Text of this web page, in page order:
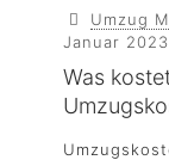
Umzug
Januar 2023
Was